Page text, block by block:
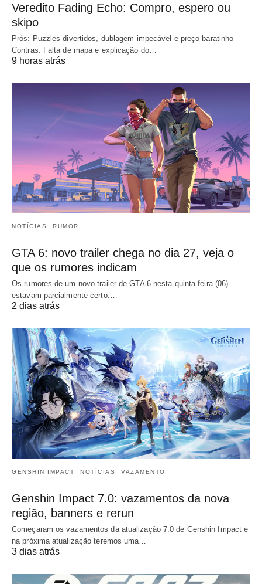
Veredito Fading Echo: Compro, espero ou
skipo
Prós: Puzzles divertidos, dublagem impecável e preço baratinho
Contras: Falta de mapa e explicação do…
9 horas atrás
NOTÍCIAS RUMOR
GTA 6: novo trailer chega no dia 27, veja o
que os rumores indicam
Os rumores de um novo trailer de GTA 6 nesta quinta-feira (06)
estavam parcialmente certo.…
2 dias atrás
GENSHIN IMPACT NOTÍCIAS VAZAMENTO
Genshin Impact 7.0: vazamentos da nova
região, banners e rerun
Começaram os vazamentos da atualização 7.0 de Genshin Impact e
na próxima atualização teremos uma…
3 dias atrás